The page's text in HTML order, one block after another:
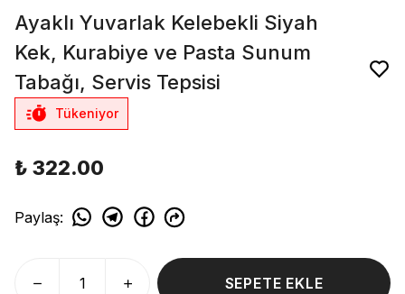
Ayaklı Yuvarlak Kelebekli Siyah
Kek, Kurabiye ve Pasta Sunum
Tabağı, Servis Tepsisi
Tükeniyor
₺ 322.00
Paylaş:
SEPETE EKLE